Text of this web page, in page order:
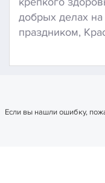
добрых делах
праздником,
Если вы нашли ошибку,